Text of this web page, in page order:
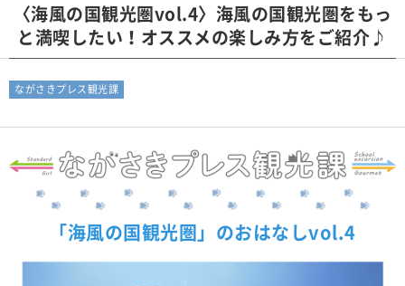
〈海風の国観光圏vol.4〉海風の国観光圏をもっ
と満喫したい！オススメの楽しみ方をご紹介♪
ながさきプレス観光課
「海風の国観光圏」のおはなしvol.4